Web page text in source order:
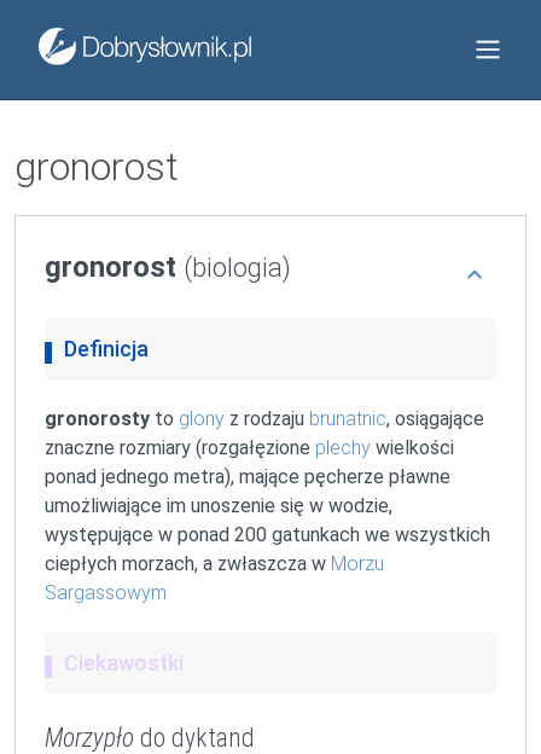
gronorost
gronorost (biologia)
Definicja
gronorosty to glony z rodzaju brunatnic, osiągające
znaczne rozmiary (rozgałęzione plechy wielkości
ponad jednego metra), mające pęcherze pławne
umożliwiające im unoszenie się w wodzie,
występujące w ponad 200 gatunkach we wszystkich
ciepłych morzach, a zwłaszcza w Morzu
Sargassowym
Ciekawostki
Morzypło do dyktand